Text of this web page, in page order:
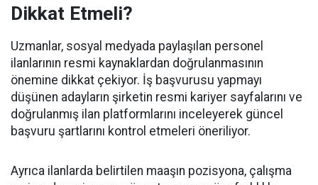
Dikkat Etmeli?
Uzmanlar, sosyal medyada paylaşılan personel
ilanlarının resmi kaynaklardan doğrulanmasının
önemine dikkat çekiyor. İş başvurusu yapmayı
düşünen adayların şirketin resmi kariyer sayfalarını ve
doğrulanmış ilan platformlarını inceleyerek güncel
başvuru şartlarını kontrol etmeleri öneriliyor.
Ayrıca ilanlarda belirtilen maaşın pozisyona, çalışma